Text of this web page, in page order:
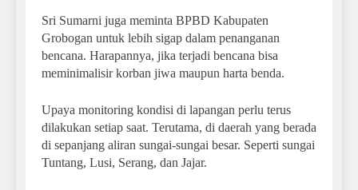
Sri Sumarni juga meminta BPBD Kabupaten
Grobogan untuk lebih sigap dalam penanganan
bencana. Harapannya, jika terjadi bencana bisa
meminimalisir korban jiwa maupun harta benda.
Upaya monitoring kondisi di lapangan perlu terus
dilakukan setiap saat. Terutama, di daerah yang berada
di sepanjang aliran sungai-sungai besar. Seperti sungai
Tuntang, Lusi, Serang, dan Jajar.